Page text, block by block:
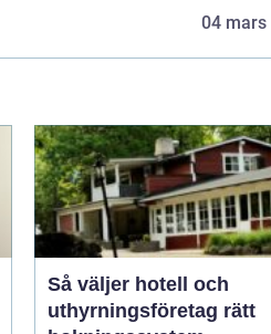
04 mars
Så väljer hotell och
uthyrningsföretag rätt